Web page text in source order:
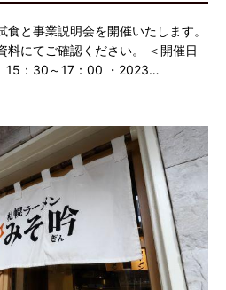
と事業説明会を開催いたします。
料にてご確認ください。 ＜開催日
15：30～17：00 ・2023…